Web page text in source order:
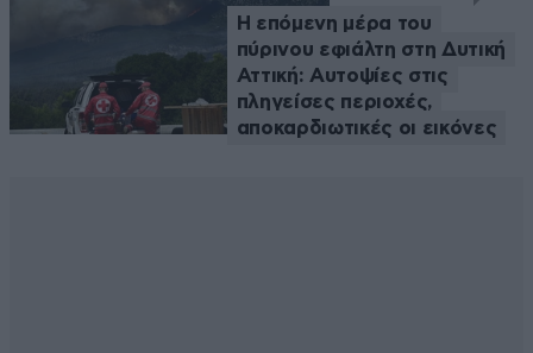
Η επόμενη μέρα του
πύρινου εφιάλτη στη Δυτική
Αττική: Αυτοψίες στις
πληγείσες περιοχές,
αποκαρδιωτικές οι εικόνες